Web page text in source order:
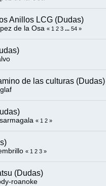
Anillos LCG (Dudas)
de la Osa « 1 2 3 ... 54 »
de las culturas (Dudas)
« 1 2 »
« 1 2 3 »
(Dudas)
roanoke